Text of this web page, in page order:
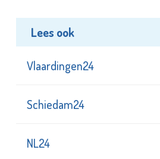
Lees ook
Vlaardingen24
Schiedam24
NL24